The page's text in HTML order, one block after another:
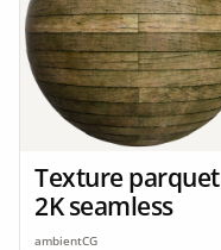
Texture parquet
2K seamless
ambientCG